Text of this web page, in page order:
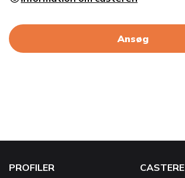
Ansøg
PROFILER CASTERE